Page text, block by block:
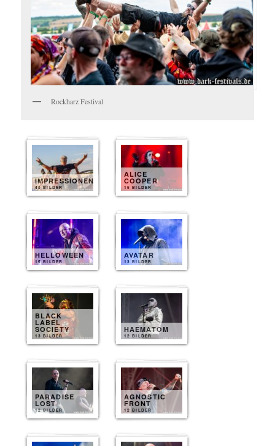
Rockharz Festival
IMPRESSIONEN
40 BILDER
ALICE
COOPER
15 BILDER
HELLOWEEN
15 BILDER
AVATAR
13 BILDER
BLACK
LABEL
SOCIETY
13 BILDER
HAEMATOM
12 BILDER
PARADISE
LOST
12 BILDER
AGNOSTIC
FRONT
12 BILDER